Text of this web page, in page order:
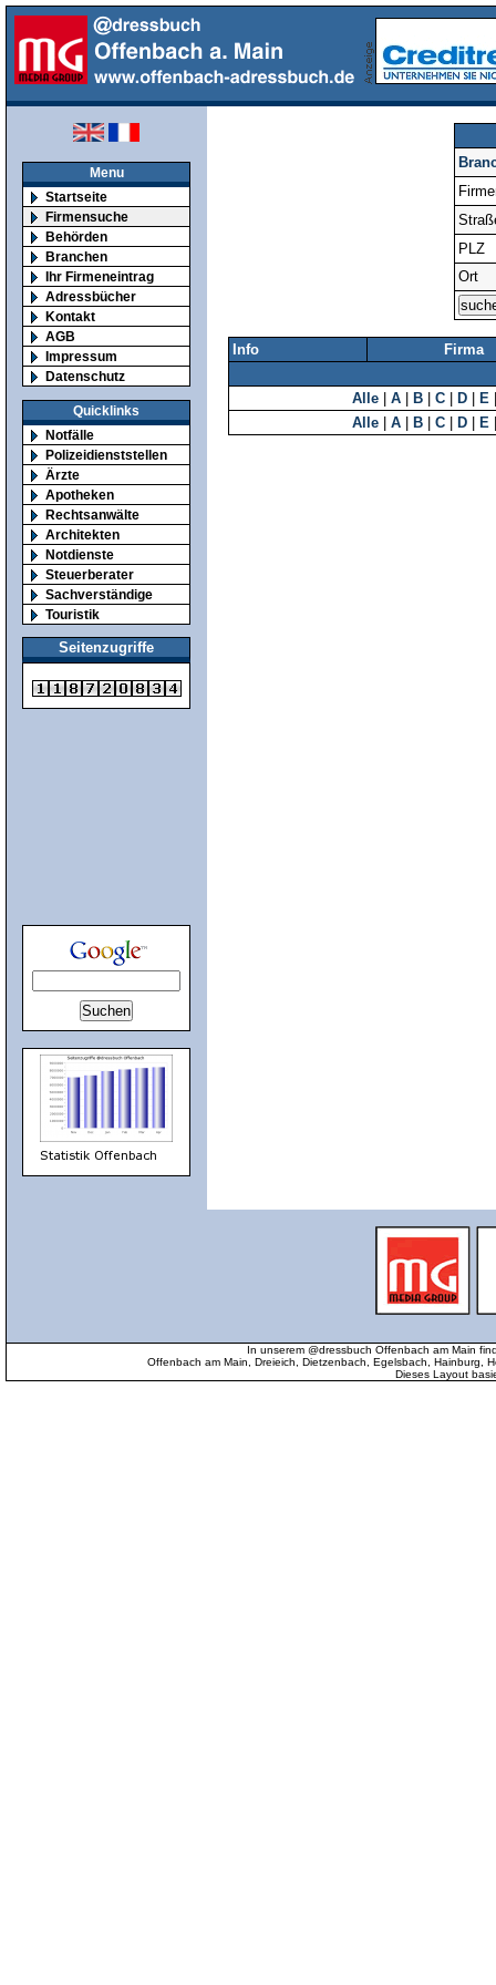
Menu
Startseite
Firmensuche
Behörden
Branchen
Ihr Firmeneintrag
Adressbücher
Kontakt
AGB
Impressum
Datenschutz
Quicklinks
Notfälle
Polizeidienststellen
Ärzte
Apotheken
Rechtsanwälte
Architekten
Notdienste
Steuerberater
Sachverständige
Touristik
Seitenzugriffe
PLZ
Ort
Info Firma
Alle A B C D E
Alle
A B C D E
In unserem @dressbuch Offenbach am Main
Offenbach am Main, Dreieich, Dietzenbach, Egelsbach, Hainburg,
Dieses Layout